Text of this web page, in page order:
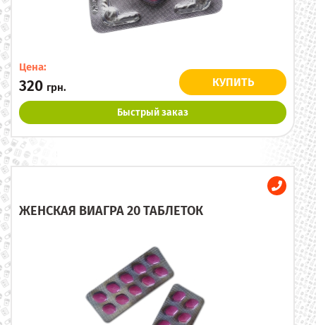
Цена:
320 грн. КУПИТЬ
Быстрый заказ
ЖЕНСКАЯ ВИАГРА 20 ТАБЛЕТОК